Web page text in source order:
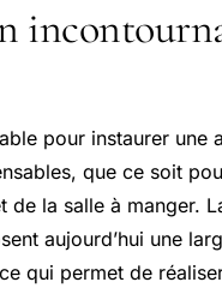
pour instaurer une
que ce soit
de la salle à manger.
aujourd’hui une
qui permet de